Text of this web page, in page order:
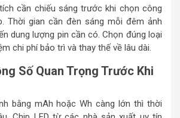
cần chiếu sáng trước khi chọn công
Thời gian cần đèn sáng mỗi đêm ảnh
dung lượng pin cần có. Chọn đúng loại
chi phí bảo trì và thay thế về lâu dài.
Số Quan Trọng Trước Khi
bằng mAh hoặc Wh càng lớn thì thời